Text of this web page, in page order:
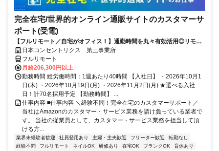
完全在宅/世界的オンライン通販サイトのカスタマーサ
ポート(受電)
【フルリモート／自宅がオフィス！】通勤時間を丸々有効活用◎リモー
ト研修・フォロー充実で在宅でも安心★セールス要素一切なし！
日本コンセントリクス 第三事業所
フルリモート
月給206,300円以上
勤務時間 総労働時間：1週あたり40時間 【入社日】 ・2026年10月1
日(木) ・2026年10月19日(月) ・2026年11月2日(月) ★選べる入社
日！計70名採用予定 【勤務時間】 ...
仕事内容 ■仕事内容 ＼経験不問！完全在宅のカスタマーサポート／
当社はAmazonのカスタマー・サービス業務を請け負っている業者で
す。 当社の従業員として、カスタマー・サービス業務を担当して頂
ける方...
業界未経験者歓迎 社員登用あり 主婦・主夫歓迎 フリーター歓迎
転勤なし
経験不問
フルリモート ネイルOK 研修あり 在宅OK ブランクOK
育休あり